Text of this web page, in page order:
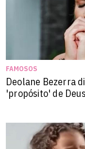
FAMOSOS
Deolane Bezerra
'propósito' de